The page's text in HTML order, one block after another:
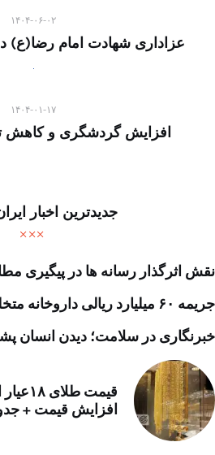
۱۴۰۴-۰۶-۰۲
عزاداری شهادت امام رضا(ع)
۱۴۰۴-۰۱-۱۷
افزایش گردشگری و کاهش
جدیدترین اخبار
نقش اثرگذار رسانه ها در پیگیری
جریمه ۶۰ میلیارد ریالی داروخانه متخلف
خبرنگاری در سلامت؛ دیدن انسان
افزایش قیمت +